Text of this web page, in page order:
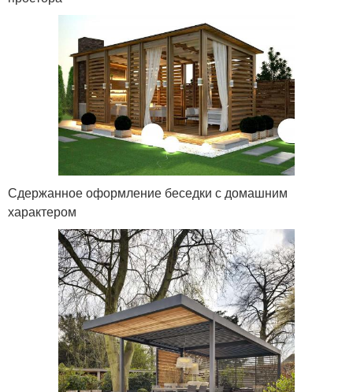
Сдержанное оформление беседки с домашним
характером